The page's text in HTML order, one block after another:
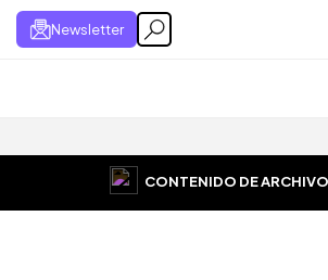
Newsletter
CONTENIDO DE